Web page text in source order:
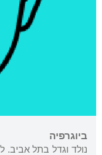
ביוגרפיה
נולד וגדל בתל אביב.